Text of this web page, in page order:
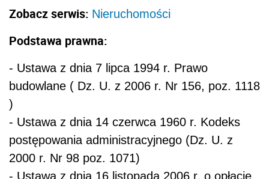
Zobacz serwis: Nieruchomości
Podstawa prawna:
- Ustawa z dnia 7 lipca 1994 r. Prawo
budowlane ( Dz. U. z 2006 r. Nr 156, poz. 1118
)
- Ustawa z dnia 14 czerwca 1960 r. Kodeks
postępowania administracyjnego (Dz. U. z
2000 r. Nr 98 poz. 1071)
- Ustawa z dnia 16 listopada 2006 r. o opłacie